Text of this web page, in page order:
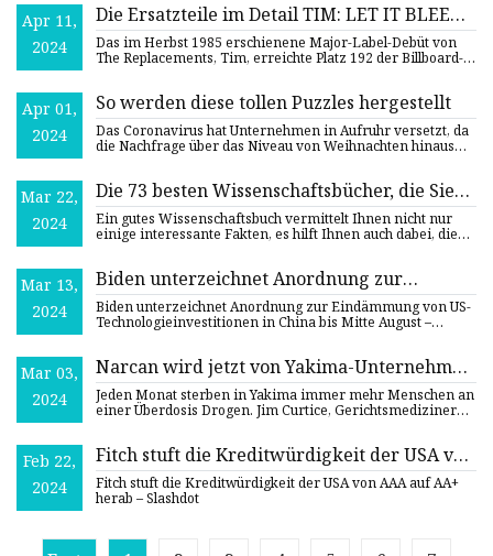
Apr 11,
2024
Die Ersatzteile im Detail TIM: LET IT BLEED
EDITION
Das im Herbst 1985 erschienene Major-Label-Debüt von
The Replacements, Tim, erreichte Platz 192 der Billboard-
Apr 01,
2024
So werden diese tollen Puzzles hergestellt
Das Coronavirus hat Unternehmen in Aufruhr versetzt, da
die Nachfrage über das Niveau von Weihnachten hinaus
Mar 22,
2024
Die 73 besten Wissenschaftsbücher, die Sie
2023 lesen müssen
Ein gutes Wissenschaftsbuch vermittelt Ihnen nicht nur
einige interessante Fakten, es hilft Ihnen auch dabei, die
Mar 13,
2024
Biden unterzeichnet Anordnung zur
Eindämmung von US-
Technologieinvestitionen in China bis Mitte
Biden unterzeichnet Anordnung zur Eindämmung von US-
Technologieinvestitionen in China bis Mitte August –
Mar 03,
2024
Narcan wird jetzt von Yakima-Unternehmen
eingesetzt, um Leben vor Überdosierungen
zu retten
Jeden Monat sterben in Yakima immer mehr Menschen an
einer Überdosis Drogen. Jim Curtice, Gerichtsmediziner
Feb 22,
2024
Fitch stuft die Kreditwürdigkeit der USA von
AAA auf AA+ herab
Fitch stuft die Kreditwürdigkeit der USA von AAA auf AA+
herab – Slashdot